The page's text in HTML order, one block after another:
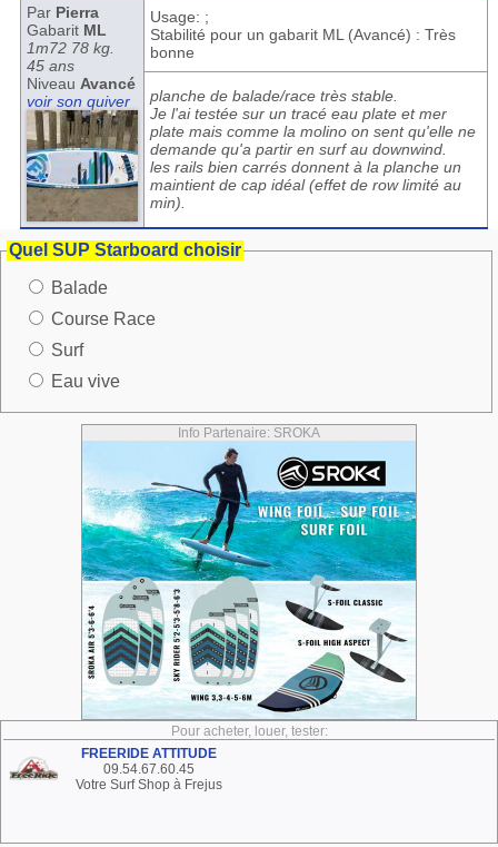
Par Pierra
Gabarit ML
1m72 78 kg.
45 ans
Niveau Avancé
voir son quiver
Usage: ;
Stabilité pour un gabarit ML (Avancé) : Très
bonne
planche de balade/race très stable.
Je l'ai testée sur un tracé eau plate et mer
plate mais comme la molino on sent qu'elle ne
demande qu'a partir en surf au downwind.
les rails bien carrés donnent à la planche un
maintient de cap idéal (effet de row limité au
min).
Quel SUP Starboard choisir
Balade
Course Race
Surf
Eau vive
Info Partenaire: SROKA
Pour acheter, louer, tester:
FREERIDE ATTITUDE
09.54.67.60.45
Votre Surf Shop à Frejus